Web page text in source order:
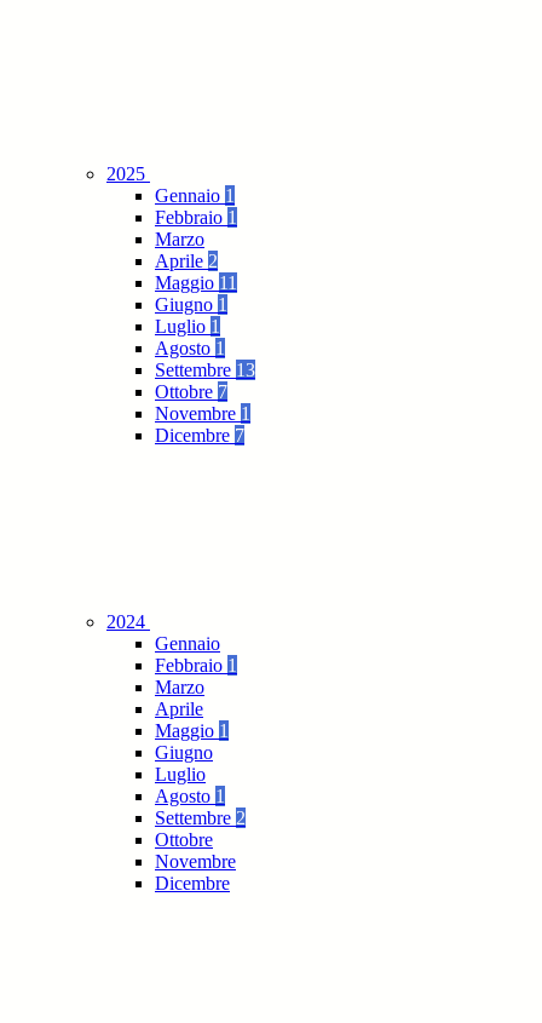
2025
Gennaio 1
Febbraio 1
Marzo
Aprile 2
Maggio 11
Giugno 1
Luglio 1
Agosto 1
Settembre 13
Ottobre 7
Novembre 1
Dicembre 7
2024
Gennaio
Febbraio 1
Marzo
Aprile
Maggio 1
Giugno
Luglio
Agosto 1
Settembre 2
Ottobre
Novembre
Dicembre